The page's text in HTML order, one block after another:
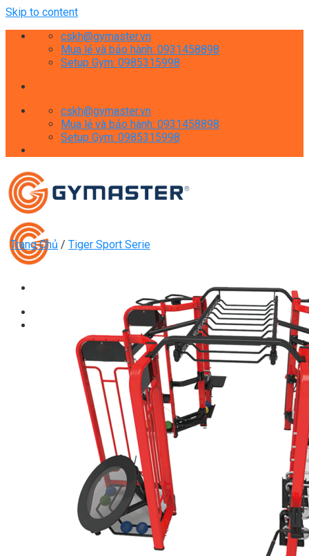
Skip to content
cskh@gymaster.vn
Mua lẻ và bảo hành: 0931458898
Setup Gym: 0985315998
cskh@gymaster.vn
Mua lẻ và bảo hành: 0931458898
Setup Gym: 0985315998
Giàn Tạ Đa Năng
Máy Chạy Bộ
Xe Đạp Tập Thể Dục
Máy Tập Thể Dục ( Cardio )
Máy Chạy Bộ
Xe Đạp Tập Thể Dục
Xe đạp ngồi có tựa lưng
Máy Trượt Tuyết
Máy Chèo Thuyền
Máy Leo Cầu Thang
Máy Rung Bụng
Máy tập phục hồi chức năng
Thiết Bị Phòng Gym chuyên dụng
Máy Khối Tập Với Cáp
Máy khối đa năng
Robot
Ghế Tập Đa Năng
Trang Chủ / Tiger Sport Serie